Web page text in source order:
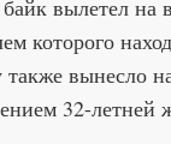
вылетел на
которого
вынесло
32-